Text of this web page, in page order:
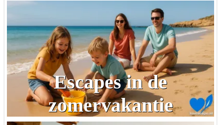
Escapes in de
zomervakantie